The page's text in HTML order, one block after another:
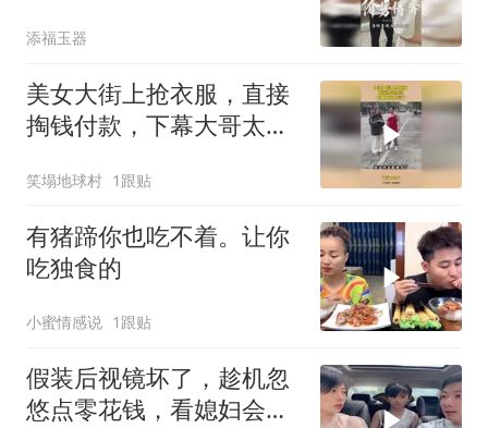
添福玉器
美女大街上抢衣服，直接
掏钱付款，下幕大哥太亏
笑塌地球村 1跟贴
有猪蹄你也吃不着。让你
吃独食的
小蜜情感说 1跟贴
假装后视镜坏了，趁机忽
悠点零花钱，看媳妇会不